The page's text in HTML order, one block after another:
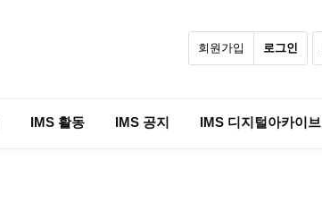
회원가입 로그인
IMS 활동 IMS 공지 IMS 디지털아카이브